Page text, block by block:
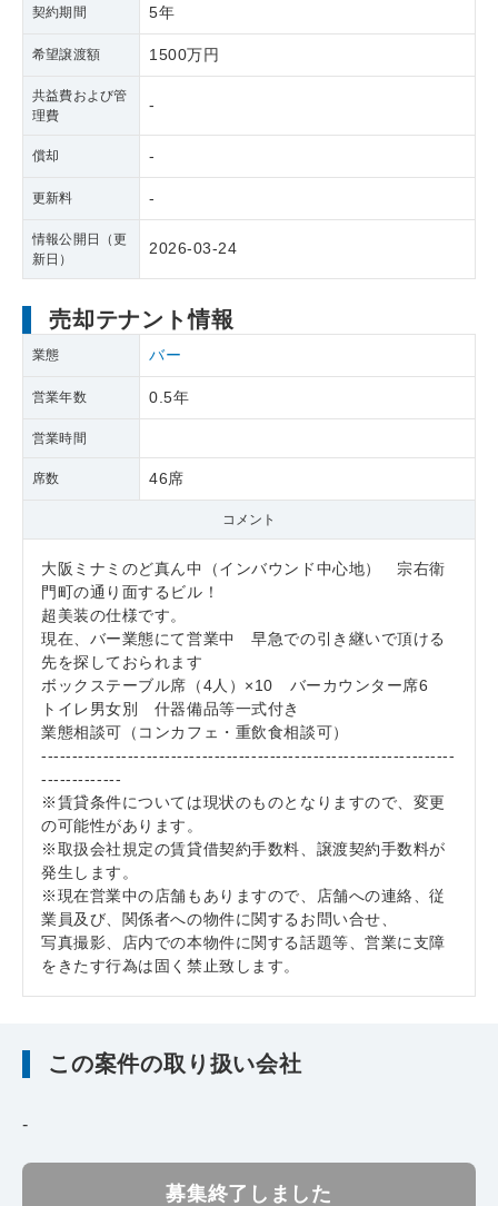
契約期間 5年
希望譲渡額 1500万円
共益費および管
理費
-
償却 -
更新料 -
情報公開日（更
新日）
2026-03-24
売却テナント情報
業態 バー
営業年数 0.5年
営業時間
席数 46席
コメント
大阪ミナミのど真ん中（インバウンド中心地） 宗右衛
門町の通り面するビル！
超美装の仕様です。
現在、バー業態にて営業中 早急での引き継いで頂ける
先を探しておられます
ボックステーブル席（4人）×10 バーカウンター席6
トイレ男女別 什器備品等一式付き
業態相談可（コンカフェ・重飲食相談可）
-------------------------------------------------------------------
-------------
※賃貸条件については現状のものとなりますので、変更
の可能性があります。
※取扱会社規定の賃貸借契約手数料、譲渡契約手数料が
発生します。
※現在営業中の店舗もありますので、店舗への連絡、従
業員及び、関係者への物件に関するお問い合せ、
写真撮影、店内での本物件に関する話題等、営業に支障
をきたす行為は固く禁止致します。
この案件の取り扱い会社
-
募集終了しました